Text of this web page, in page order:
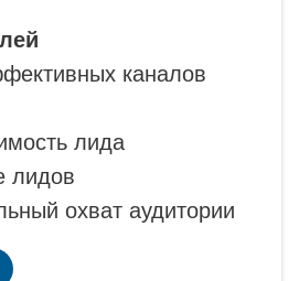
каналов
лида
лидов
охват аудитории